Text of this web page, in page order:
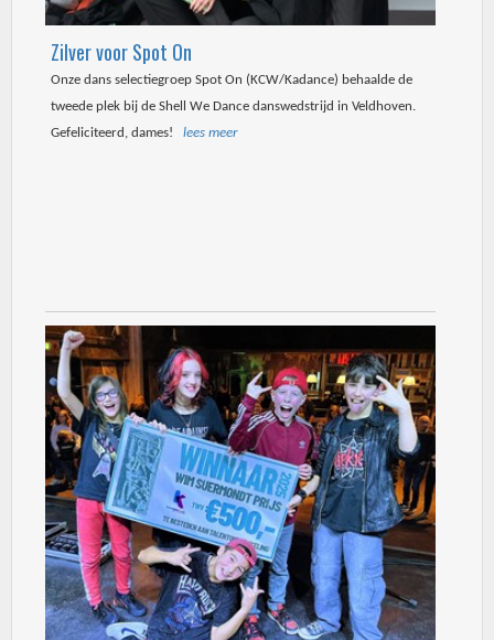
Zilver voor Spot On
Onze dans selectiegroep Spot On (KCW/Kadance) behaalde de
tweede plek bij de Shell We Dance danswedstrijd in Veldhoven.
Gefeliciteerd, dames! lees meer